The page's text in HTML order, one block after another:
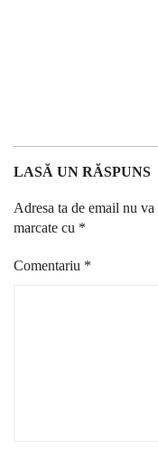
LASĂ UN RĂSPUNS
Adresa ta de email nu
marcate cu *
Comentariu *